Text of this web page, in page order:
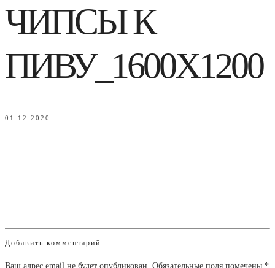
ЧИПСЫ К
ПИВУ_1600Х1200
01.12.2020
Добавить комментарий
Ваш адрес email не будет опубликован. Обязательные поля помечены *